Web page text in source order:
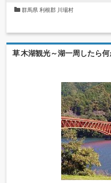
群馬県 利根郡 川場村
草木湖観光～湖一周したら